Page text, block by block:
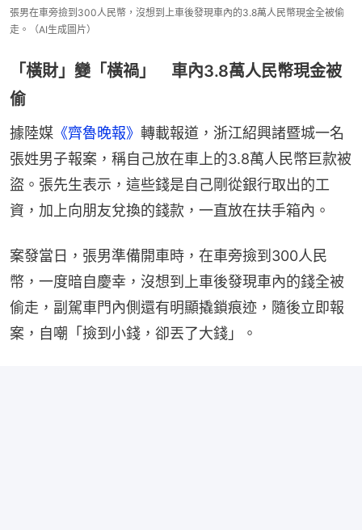
張男在車旁撿到300人民幣，沒想到上車後發現車內的3.8萬人民幣現金全被偷
走。（AI生成圖片）
「橫財」變「橫禍」 車內3.8萬人民幣現金被
偷
據陸媒 《齊魯晚報》 轉載報道，浙江紹興諸暨城一名
張姓男子報案，稱自己放在車上的3.8萬人民幣巨款被
盜。張先生表示，這些錢是自己剛從銀行取出的工
資，加上向朋友兌換的錢款，一直放在扶手箱內。
案發當日，張男準備開車時，在車旁撿到300人民
幣，一度暗自慶幸，沒想到上車後發現車內的錢全被
偷走，副駕車門內側還有明顯撬鎖痕迹，隨後立即報
案，自嘲「撿到小錢，卻丟了大錢」。